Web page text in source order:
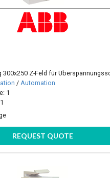
300x250 Z-Feld für
/ Automation
1
REQUEST QUOTE